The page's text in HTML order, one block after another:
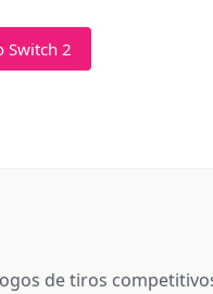
Switch 2
de tiros